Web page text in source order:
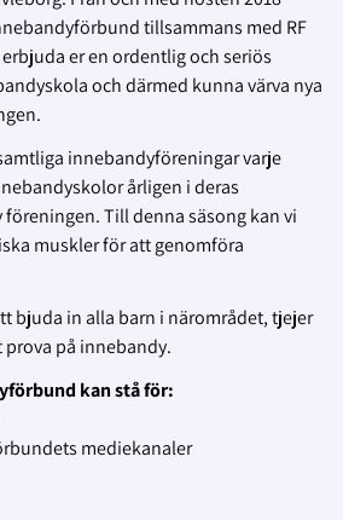
tillsammans med RF
er en ordentlig och seriös
och därmed kunna värva nya
innebandyföreningar varje
årligen i deras
Till denna säsong kan vi
muskler för att genomföra
bjuda in alla barn i närområdet, tjejer
på innebandy.
kan stå för:
mediekanaler